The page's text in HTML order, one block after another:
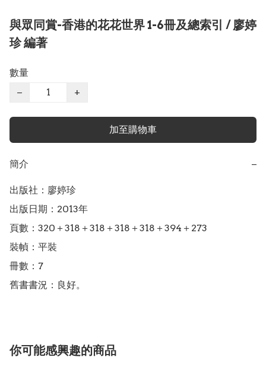
與眾同賞-香港的花花世界 1-6冊及總索引 / 廖婷
珍 編著
數量
−
+
加至購物車
簡介 −
出版社：廖婷珍
出版日期：2013年
頁數：320＋318＋318＋318＋318＋394＋273
裝幀：平裝
冊數：7
舊書書況：良好。
你可能感興趣的商品